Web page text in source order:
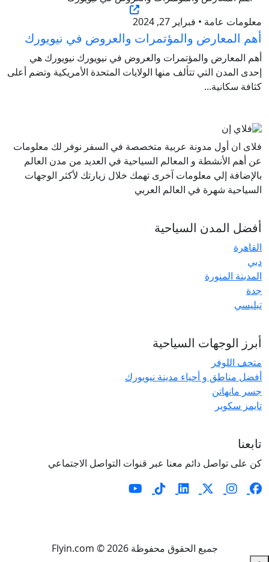
معلومات عامة • فبراير 27, 2024
أهم المعارض والمؤتمرات والعروض في نيويورك
أهم المعارض والمؤتمرات والعروض في نيويورك نيويورك هي
إحدى المدن التي تتألف منها الولايات المتحدة الأمريكية وتضم أعلى
كثافة سكانية...
فلاى ان أول مدونة عربية متخصصة في السفر نوفر لك معلومات
عن أهم الأنشطة و المعالم السياحية في العديد من مدن العالم
بالإضافة إلي معلومات آخرى تهمك خلال زيارتك لأكثر الوجهات
السياحية شهرة في العالم العربي
أفضل المدن السياحية
القاهرة
دبي
المدينة المنورة
جدة
تبليسي
أبرز الوجهات السياحية
متحف اللوفر
أفضل مناطق و أحياء مدينة نيويورك
جسر مانهاتن
تايمز سكوير
تابعنا
كن على تواصل دائم معنا عبر قنوات التواصل الاجتماعي
جميع الحقوق محفوظة Flyin.com © 2026